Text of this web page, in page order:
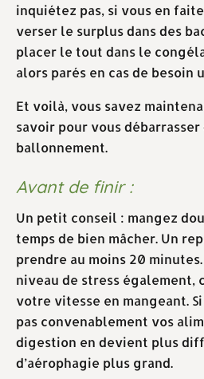
inquiétez pas, si vous en
verser le surplus dans des
placer le tout dans le
alors parés en cas de besoin
Et voilà, vous savez
savoir pour vous
ballonnement.
Avant de finir :
Un petit conseil : mangez
temps de bien mâcher. Un
prendre au moins 20
niveau de stress également,
votre vitesse en mangeant.
pas convenablement vos
digestion en devient plus
d’aérophagie plus grand.